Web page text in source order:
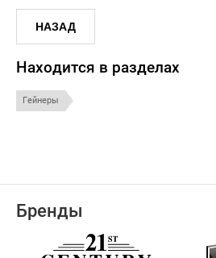
НАЗАД
Находится в разделах
Гейнеры
Бренды